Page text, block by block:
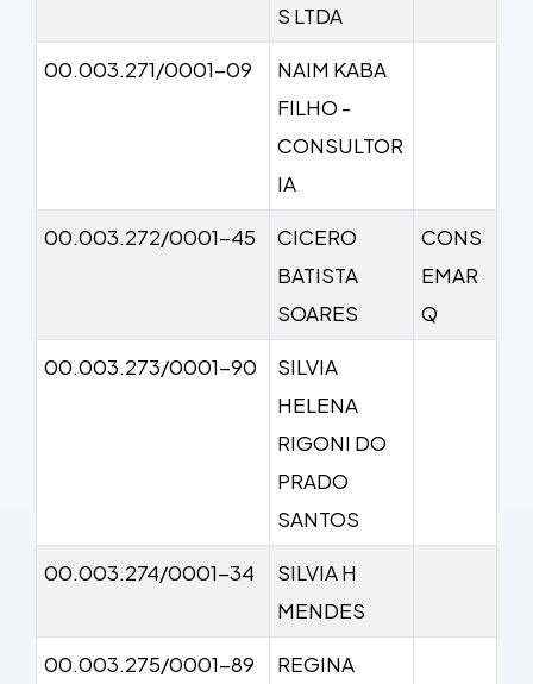
S LTDA
00.003.271/0001-09
NAIM KABA
FILHO -
CONSULTOR
IA
00.003.272/0001-45
CICERO
BATISTA
SOARES
CONS
EMAR
Q
00.003.273/0001-90
SILVIA
HELENA
RIGONI DO
PRADO
SANTOS
00.003.274/0001-34
SILVIA H
MENDES
00.003.275/0001-89 REGINA